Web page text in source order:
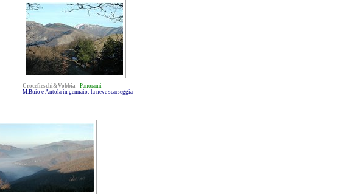
Crocefieschi&Vobbia - Panorami
M.Buio e Antola in gennaio: la neve scarseggia